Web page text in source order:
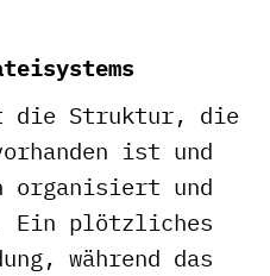
die Struktur, die
ist und
organisiert und
Ein plötzliches
während das